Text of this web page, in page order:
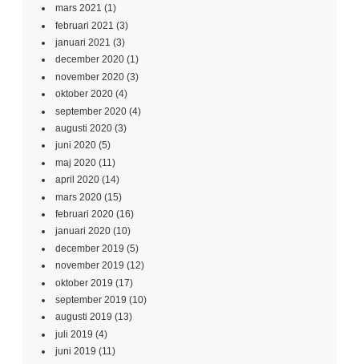
mars 2021 (1)
februari 2021 (3)
januari 2021 (3)
december 2020 (1)
november 2020 (3)
oktober 2020 (4)
september 2020 (4)
augusti 2020 (3)
juni 2020 (5)
maj 2020 (11)
april 2020 (14)
mars 2020 (15)
februari 2020 (16)
januari 2020 (10)
december 2019 (5)
november 2019 (12)
oktober 2019 (17)
september 2019 (10)
augusti 2019 (13)
juli 2019 (4)
juni 2019 (11)